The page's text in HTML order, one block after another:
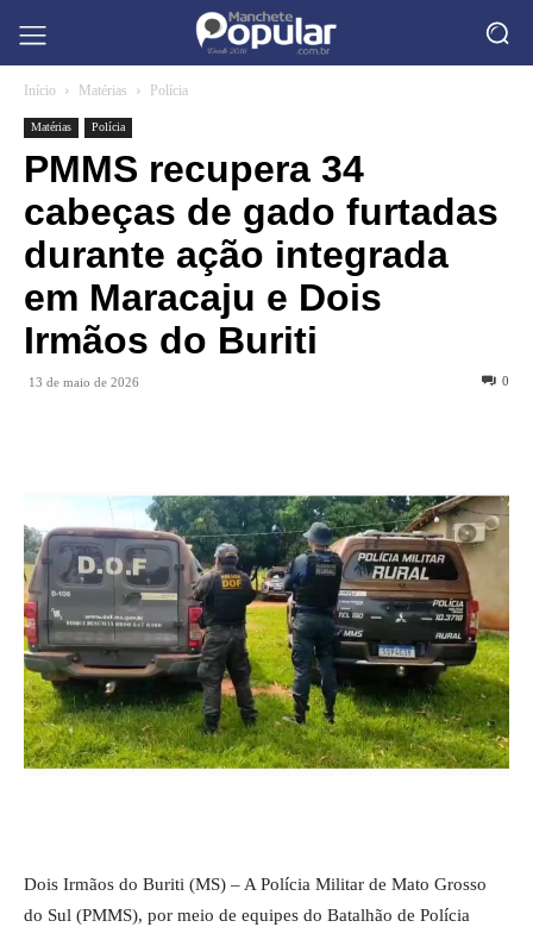
Início Matérias Polícia
Matérias Polícia
PMMS recupera 34
cabeças de gado furtadas
durante ação integrada
em Maracaju e Dois
Irmãos do Buriti
13 de maio de 2026 0
Dois Irmãos do Buriti (MS) – A Polícia Militar de Mato Grosso
do Sul (PMMS), por meio de equipes do Batalhão de Polícia